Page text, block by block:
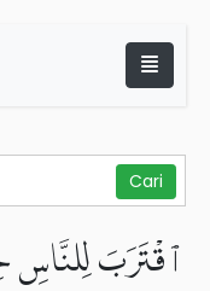
ٱقْتَرَبَ لِلنَّاسِ